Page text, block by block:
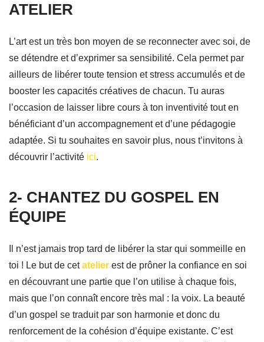
ATELIER
L’art est un très bon moyen de se reconnecter avec soi, de
se détendre et d’exprimer sa sensibilité. Cela permet par
ailleurs de libérer toute tension et stress accumulés et de
booster les capacités créatives de chacun. Tu auras
l’occasion de laisser libre cours à ton inventivité tout en
bénéficiant d’un accompagnement et d’une pédagogie
adaptée. Si tu souhaites en savoir plus, nous t’invitons à
découvrir l’activité ici.
2- CHANTEZ DU GOSPEL EN
ÉQUIPE
Il n’est jamais trop tard de libérer la star qui sommeille en
toi ! Le but de cetatelier est de prôner la confiance en soi
en découvrant une partie que l’on utilise à chaque fois,
mais que l’on connaît encore très mal : la voix. La beauté
d’un gospel se traduit par son harmonie et donc du
renforcement de la cohésion d’équipe existante. C’est